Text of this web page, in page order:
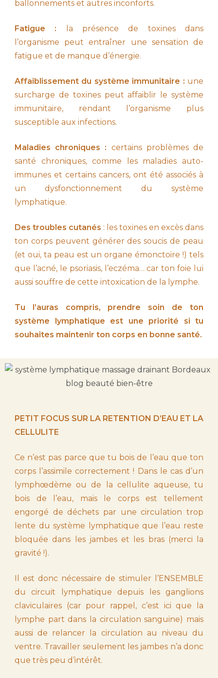
ballonnements et autres inconforts.
Fatigue : la présence de toxines dans
l’organisme peut entraîner une sensation de
fatigue et de manque d’énergie.
Affaiblissement du système immunitaire : une
surcharge de toxines peut affaiblir le système
immunitaire, rendant l’organisme plus
susceptible aux infections.
Maladies chroniques : certains problèmes de
santé chroniques, comme les maladies auto-
immunes et certains cancers, ont été associés à
un dysfonctionnement du système
lymphatique.
Des troubles cutanés : les toxines en excès dans
ton corps peuvent générer des soucis de peau
(et oui, ta peau est un organe émonctoire !) tels
que l’acné, le psoriasis, l’eczéma… car ton foie lui
aussi souffre de cette intoxication de la lymphe.
Tu l’auras compris, prendre soin de ton
système lymphatique est une priorité si tu
souhaites maintenir ton corps en bonne santé.
PETIT FOCUS SUR LA RETENTION D’EAU ET LA
CELLULITE
Ce n’est pas parce que tu bois de l’eau que ton
corps l’assimile correctement ! Dans le cas d’un
lymphœdème ou de la cellulite aqueuse, tu
bois de l’eau, mais le corps est tellement
engorgé de déchets par une circulation trop
lente du système lymphatique que l’eau reste
bloquée dans les jambes et les bras (merci la
gravité !).
Il est donc nécessaire de stimuler l’ENSEMBLE
du circuit lymphatique depuis les ganglions
claviculaires (car pour rappel, c’est ici que la
lymphe part dans la circulation sanguine) mais
aussi de relancer la circulation au niveau du
ventre. Travailler seulement les jambes n’a donc
que très peu d’intérêt.